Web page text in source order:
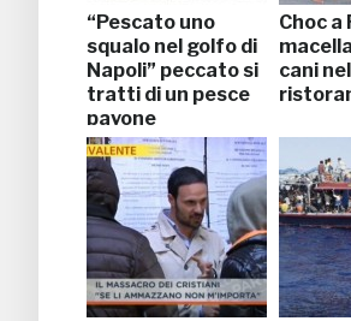
“Pescato uno
squalo nel golfo di
Napoli” peccato si
tratti di un pesce
pavone
Choc a
cani